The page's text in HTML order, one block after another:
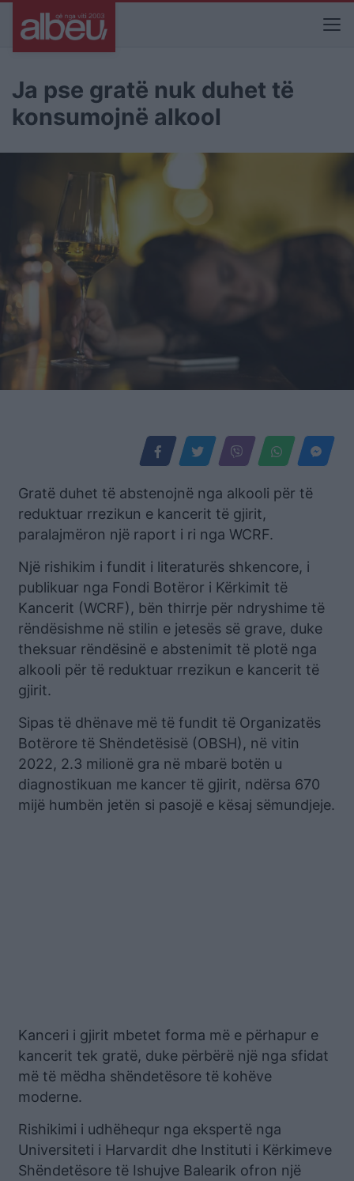
Ja pse gratë nuk duhet të
konsumojnë alkool
Gratë duhet të abstenojnë nga alkooli për të
reduktuar rrezikun e kancerit të gjirit,
paralajmëron një raport i ri nga WCRF.
Një rishikim i fundit i literaturës shkencore, i
publikuar nga Fondi Botëror i Kërkimit të
Kancerit (WCRF), bën thirrje për ndryshime të
rëndësishme në stilin e jetesës së grave, duke
theksuar rëndësinë e abstenimit të plotë nga
alkooli për të reduktuar rrezikun e kancerit të
gjirit.
Sipas të dhënave më të fundit të Organizatës
Botërore të Shëndetësisë (OBSH), në vitin
2022, 2.3 milionë gra në mbarë botën u
diagnostikuan me kancer të gjirit, ndërsa 670
mijë humbën jetën si pasojë e kësaj sëmundjeje.
Kanceri i gjirit mbetet forma më e përhapur e
kancerit tek gratë, duke përbërë një nga sfidat
më të mëdha shëndetësore të kohëve
moderne.
Rishikimi i udhëhequr nga ekspertë nga
Universiteti i Harvardit dhe Instituti i Kërkimeve
Shëndetësore të Ishujve Balearik ofron një